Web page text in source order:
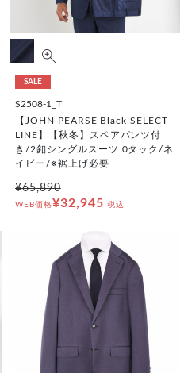
SALE
S2508-1_T
【JOHN PEARSE Black SELECT
LINE】【秋冬】スペアパンツ付
き/2釦シングルスーツ 0タック/ネ
イビー/※裾上げ必要
¥65,890
WEB価格¥32,945 税込